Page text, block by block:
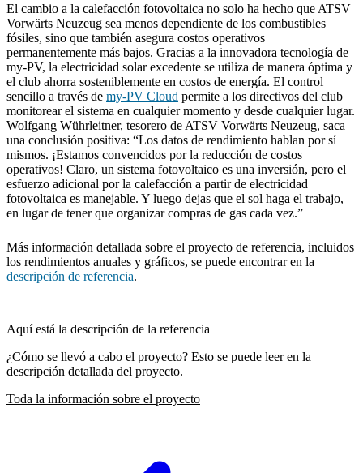
El cambio a la calefacción fotovoltaica no solo ha hecho que ATSV
Vorwärts Neuzeug sea menos dependiente de los combustibles
fósiles, sino que también asegura costos operativos
permanentemente más bajos. Gracias a la innovadora tecnología de
my-PV, la electricidad solar excedente se utiliza de manera óptima y
el club ahorra sosteniblemente en costos de energía. El control
sencillo a través de my-PV Cloud permite a los directivos del club
monitorear el sistema en cualquier momento y desde cualquier lugar.
Wolfgang Wührleitner, tesorero de ATSV Vorwärts Neuzeug, saca
una conclusión positiva: “Los datos de rendimiento hablan por sí
mismos. ¡Estamos convencidos por la reducción de costos
operativos! Claro, un sistema fotovoltaico es una inversión, pero el
esfuerzo adicional por la calefacción a partir de electricidad
fotovoltaica es manejable. Y luego dejas que el sol haga el trabajo,
en lugar de tener que organizar compras de gas cada vez.”
Más información detallada sobre el proyecto de referencia, incluidos
los rendimientos anuales y gráficos, se puede encontrar en la
descripción de referencia.
Aquí está la descripción de la referencia
¿Cómo se llevó a cabo el proyecto? Esto se puede leer en la
descripción detallada del proyecto.
Toda la información sobre el proyecto